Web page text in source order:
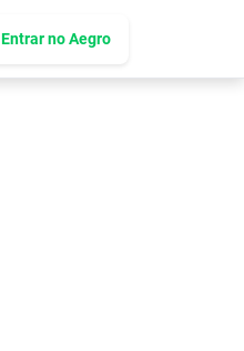
Entrar no Aegro